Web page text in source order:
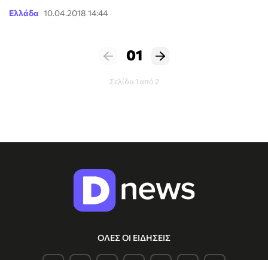
Ελλάδα 10.04.2018 14:44
01
Σελίδα 1 από 2
ΟΛΕΣ ΟΙ ΕΙΔΗΣΕΙΣ